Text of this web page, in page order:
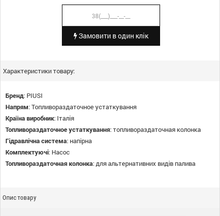
Замовити в один клік
Характеристики товару:
Бренд: PIUSI
Напрям:Топливораздаточное устаткування
Країна виробник: Італія
Топливораздаточное устаткування:топливораздаточная колонка
Гідравлічна система: напірна
Комплектуючі: Насос
Топливораздаточная колонка:для альтернативних видів палива
Опис товару